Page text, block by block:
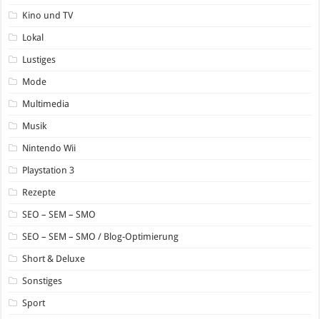
Kino und TV
Lokal
Lustiges
Mode
Multimedia
Musik
Nintendo Wii
Playstation 3
Rezepte
SEO – SEM – SMO
SEO – SEM – SMO / Blog-Optimierung
Short & Deluxe
Sonstiges
Sport